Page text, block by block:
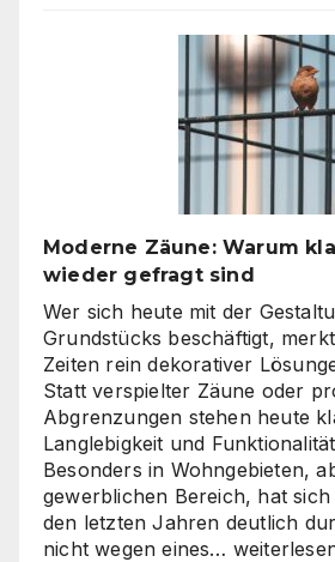
oder
Inhouse-
Produktion?
finden
Unternehmen
Weg
zu
skalierbarem
Video-
Content
Moderne Zäune: Warum
wieder gefragt sind
Wer sich heute mit der
Grundstücks beschäftigt,
Zeiten rein dekorativer
Statt verspielter Zäune oder
Abgrenzungen stehen heute
Langlebigkeit und
Besonders in Wohngebieten,
gewerblichen Bereich, hat
den letzten Jahren deutlich
nicht wegen eines… Moderne